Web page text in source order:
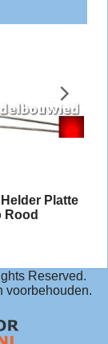
Platte
Rood
Reserved.
voorbehouden.